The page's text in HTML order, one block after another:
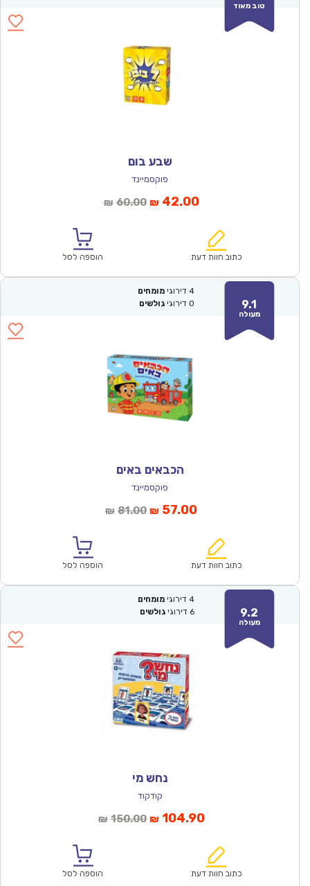
טוב מאוד
שבע בום
פוקסמיינד
₪ 60.00המחיר
₪60.00.
₪ 42.00המחיר
הוא:
כתוב חוות דעת הוספה לסל
9.1
מעולה
4 דירוגי מומחים
0 דירוגי גולשים
הכבאים באים
פוקסמיינד
₪ 81.00המחיר
₪81.00.
₪ 57.00המחיר
הוא:
כתוב חוות דעת הוספה לסל
9.2
מעולה
4 דירוגי מומחים
6 דירוגי גולשים
נחש מי
קודקוד
₪ 150.00המחיר
₪150.00.
₪ 104.90המחיר
הוא:
כתוב חוות דעת הוספה לסל